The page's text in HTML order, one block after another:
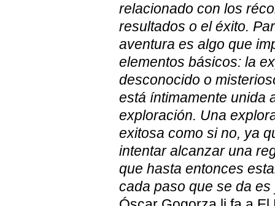
relacionado con los
resultados o el éxito.
aventura es algo que
elementos básicos: la
desconocido o
está íntimamente unida
exploración. Una
exitosa como si no, ya
intentar alcanzar una
que hasta entonces
cada paso que se da es